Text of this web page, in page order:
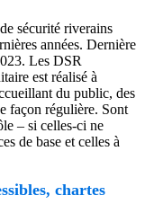
sécurité riverains
années. Dernière
Les DSR
est réalisé à
du public, des
façon régulière. Sont
– si celles-ci ne
de base et celles à
chartes